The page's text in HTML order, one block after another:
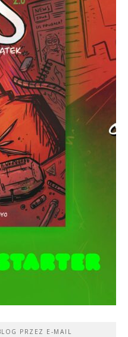
PRZEZ E-MAIL